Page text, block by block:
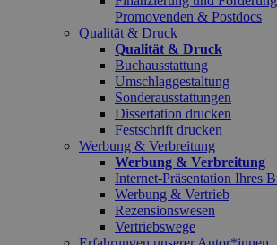
Promovenden & Postdocs
Qualität & Druck
Qualität & Druck
Buchausstattung
Umschlaggestaltung
Sonderausstattungen
Dissertation drucken
Festschrift drucken
Werbung & Verbreitung
Werbung & Verbreitung
Internet-Präsentation Ihres
Werbung & Vertrieb
Rezensionswesen
Vertriebswege